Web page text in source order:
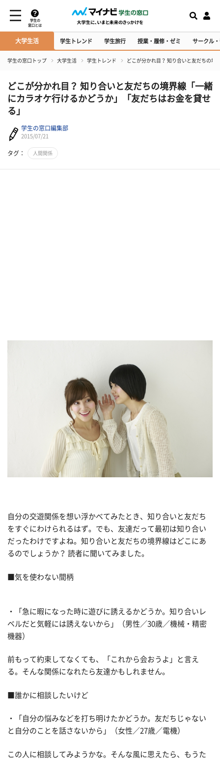
学生の
窓口とは
大学生活 学生トレンド 学生旅行 授業・履修・ゼミ サークル
学生の窓口トップ 大学生活 学生トレンド どこが分かれ目？ 知り合いと友だちの境
どこが分かれ目？ 知り合いと友だちの境界線「一緒
にカラオケ行けるかどうか」「友だちはお金を貸せ
る」
学生の窓口編集部
2015/07/21
タグ： 人間関係
自分の交遊関係を想い浮かべてみたとき、知り合いと友だち
をすぐにわけられるはず。でも、友達だって最初は知り合い
だったわけですよね。知り合いと友だちの境界線はどこにあ
るのでしょうか？ 読者に聞いてみました。
■気を使わない間柄
・「急に暇になった時に遊びに誘えるかどうか。知り合いレ
ベルだと気軽には誘えないから」（男性／30歳／機械・精密
機器）
前もって約束してなくても、「これから会おうよ」と言え
る。そんな関係になれたら友達かもしれません。
■誰かに相談したいけど
・「自分の悩みなどを打ち明けたかどうか。友だちじゃない
と自分のことを話さないから」（女性／27歳／電機）
この人に相談してみようかな。そんな風に思えたら、もうた